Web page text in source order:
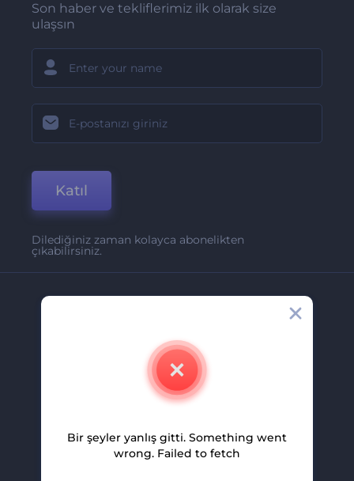
Son haber ve tekliflerimiz ilk olarak size
ulaşsın
Katıl
Dilediğiniz zaman kolayca abonelikten
çıkabilirsiniz.
İletişim
Kariyer
Ortaklık Programı
Bir şeyler yanlış gitti. Something went
wrong. Failed to fetch